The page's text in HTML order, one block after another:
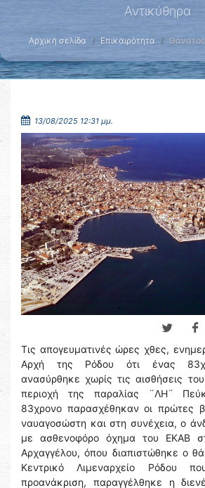
Αντικύθηρα
Αρχική σελίδα Επικαιρότητα
13/08/2025 12:31 μμ.
Τις απογευματινές ώρες χθες,
Αρχή της Ρόδου ότι ένας
ανασύρθηκε χωρίς τις αισθήσεις
περιοχή της παραλίας ¨ΛΗ¨
83χρονο παρασχέθηκαν οι πρώτες
ναυαγοσώστη και στη συνέχεια, ο
με ασθενοφόρο όχημα του ΕΚΑΒ
Αρχαγγέλου, όπου διαπιστώθηκε ο
Κεντρικό Λιμεναρχείο Ρόδου
προανάκριση, παραγγέλθηκε η